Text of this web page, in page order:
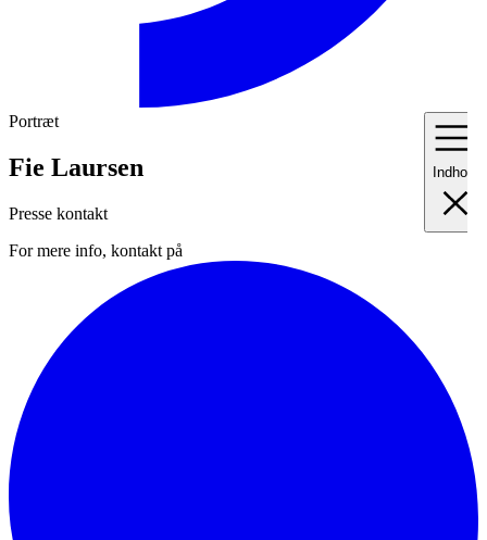
Indhold
Portræt
Fie Laursen
Presse kontakt
For mere info, kontakt på